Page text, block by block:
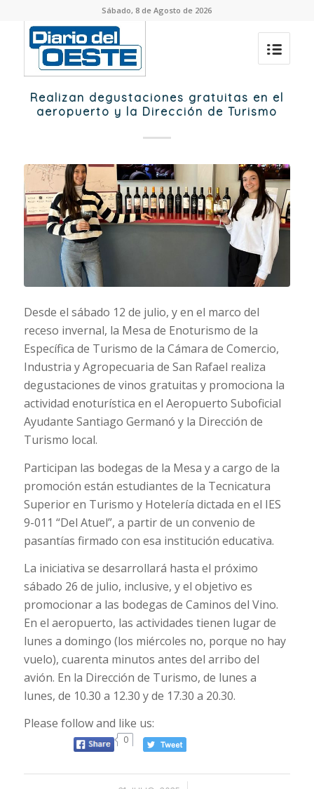
Sábado, 8 de Agosto de 2026
Realizan degustaciones gratuitas en el
aeropuerto y la Dirección de Turismo
Desde el sábado 12 de julio, y en el marco del
receso invernal, la Mesa de Enoturismo de la
Específica de Turismo de la Cámara de Comercio,
Industria y Agropecuaria de San Rafael realiza
degustaciones de vinos gratuitas y promociona la
actividad enoturística en el Aeropuerto Suboficial
Ayudante Santiago Germanó y la Dirección de
Turismo local.
Participan las bodegas de la Mesa y a cargo de la
promoción están estudiantes de la Tecnicatura
Superior en Turismo y Hotelería dictada en el IES
9-011 “Del Atuel”, a partir de un convenio de
pasantías firmado con esa institución educativa.
La iniciativa se desarrollará hasta el próximo
sábado 26 de julio, inclusive, y el objetivo es
promocionar a las bodegas de Caminos del Vino.
En el aeropuerto, las actividades tienen lugar de
lunes a domingo (los miércoles no, porque no hay
vuelo), cuarenta minutos antes del arribo del
avión. En la Dirección de Turismo, de lunes a
lunes, de 10.30 a 12.30 y de 17.30 a 20.30.
Please follow and like us:
0